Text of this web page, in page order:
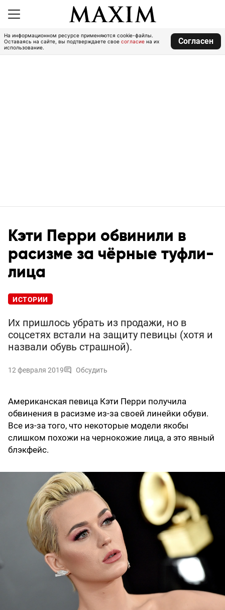
На информационном ресурсе применяются cookie-файлы.
Оставаясь на сайте, вы подтверждаете свое согласие на их
использование.
Согласен
Кэти Перри обвинили в
расизме за чёрные туфли-
лица
ИСТОРИИ
Их пришлось убрать из продажи, но в
соцсетях встали на защиту певицы (хотя и
назвали обувь страшной).
12 февраля 2019 Обсудить
Американская певица Кэти Перри получила
обвинения в расизме из-за своей линейки обуви.
Все из-за того, что некоторые модели якобы
слишком похожи на чернокожие лица, а это явный
блэкфейс.